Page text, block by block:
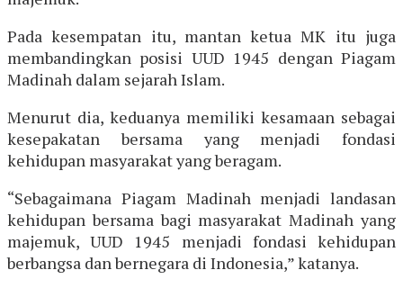
Pada kesempatan itu, mantan ketua MK itu juga
membandingkan posisi UUD 1945 dengan Piagam
Madinah dalam sejarah Islam.
Menurut dia, keduanya memiliki kesamaan sebagai
kesepakatan bersama yang menjadi fondasi
kehidupan masyarakat yang beragam.
“Sebagaimana Piagam Madinah menjadi landasan
kehidupan bersama bagi masyarakat Madinah yang
majemuk, UUD 1945 menjadi fondasi kehidupan
berbangsa dan bernegara di Indonesia,” katanya.